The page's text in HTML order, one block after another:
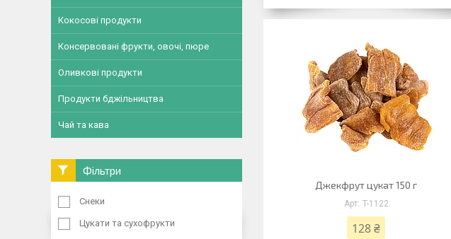
Джекфрут цукат 150 г
T-1122
128 ₴
Кокосові продукти
Консервовані фрукти, овочі, пюре
Оливкові продукти
Продукти бджільництва
Чай та кава
Фільтри
Снеки
Цукати та сухофрукти